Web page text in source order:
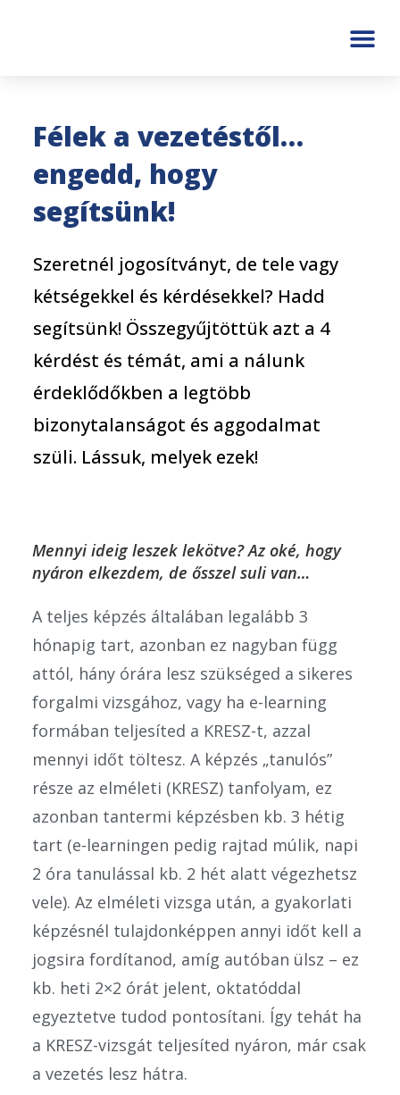
Félek a vezetéstől…
engedd, hogy
segítsünk!
Szeretnél jogosítványt, de tele vagy
kétségekkel és kérdésekkel? Hadd
segítsünk! Összegyűjtöttük azt a 4
kérdést és témát, ami a nálunk
érdeklődőkben a legtöbb
bizonytalanságot és aggodalmat
szüli. Lássuk, melyek ezek!
Mennyi ideig leszek lekötve? Az oké, hogy
nyáron elkezdem, de ősszel suli van…
A teljes képzés általában legalább 3
hónapig tart, azonban ez nagyban függ
attól, hány órára lesz szükséged a sikeres
forgalmi vizsgához, vagy ha e-learning
formában teljesíted a KRESZ-t, azzal
mennyi időt töltesz. A képzés „tanulós”
része az elméleti (KRESZ) tanfolyam, ez
azonban tantermi képzésben kb. 3 hétig
tart (e-learningen pedig rajtad múlik, napi
2 óra tanulással kb. 2 hét alatt végezhetsz
vele). Az elméleti vizsga után, a gyakorlati
képzésnél tulajdonképpen annyi időt kell a
jogsira fordítanod, amíg autóban ülsz – ez
kb. heti 2×2 órát jelent, oktatóddal
egyeztetve tudod pontosítani. Így tehát ha
a KRESZ-vizsgát teljesíted nyáron, már csak
a vezetés lesz hátra.